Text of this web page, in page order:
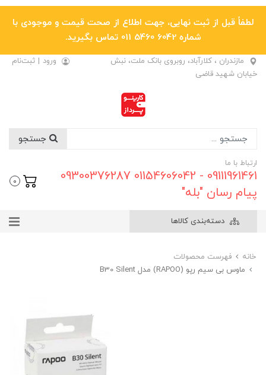
لطفاً قبل از ثبت نهایی، جهت اطلاع از صحت قیمت و موجودی با
شماره 6042 5460 011 تماس بگیرید.
مازندران ، کلارآباد، روبروی بانک ملت، نبش
خیابان شهید قاضی
ورود | ثبت‌نام
ارتباط با ما
09111961461 - 01154606042 09300376287
پیام رسان "بله"
0
دسته‌بندی کالاها
خانه
فهرست محصولات
ماوس بی سیم رپو (RAPOO) مدل B30 Silent